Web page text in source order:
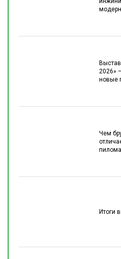
2026»
новые
Чем
Итоги